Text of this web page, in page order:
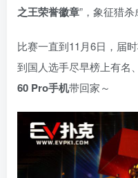
之王荣誉徽章”，象征猎杀
比赛一直到11月6日，届
到国人选手尽早榜上有名
60 Pro手机带回家～